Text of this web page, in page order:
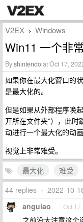
V2EX › Windows
Win11 一个非
Byshintendoat Oct 17,
如果你在最大化窗口的
是最大化的。
但是如果从外部程序唤
开所在文件夹”），此时
动进行一个最大化的动画
视觉上非常难受。
最大化
难受
44 replies • 2022-10-
anguiao Oct
之前没太注意这个